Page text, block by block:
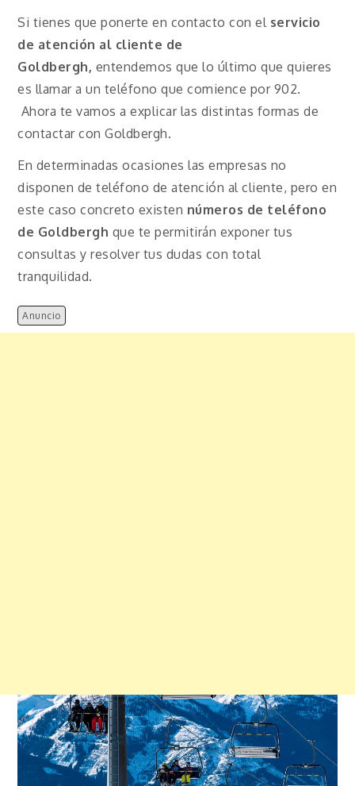
Si tienes que ponerte en contacto con el servicio
de atención al cliente de
Goldbergh, entendemos que lo último que quieres
es llamar a un teléfono que comience por 902.
Ahora te vamos a explicar las distintas formas de
contactar con Goldbergh.
En determinadas ocasiones las empresas no
disponen de teléfono de atención al cliente, pero en
este caso concreto existen números de teléfono
de Goldbergh que te permitirán exponer tus
consultas y resolver tus dudas con total
tranquilidad.
Anuncio